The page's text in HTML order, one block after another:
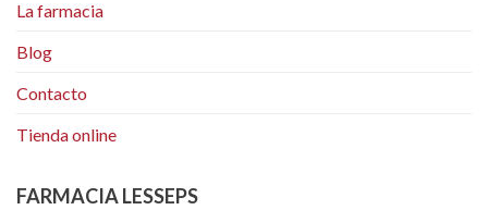
La farmacia
Blog
Contacto
Tienda online
FARMACIA LESSEPS